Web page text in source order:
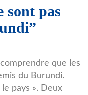
sont pas
que les
du Burundi.
pays ». Deux